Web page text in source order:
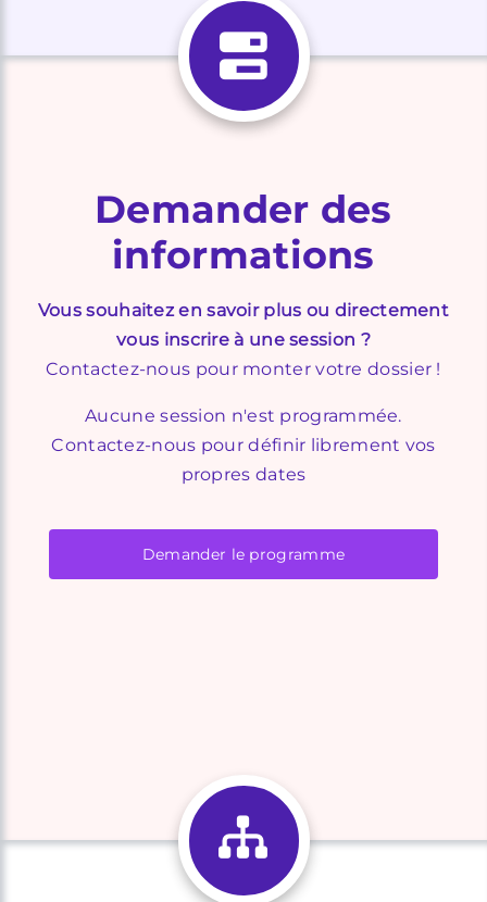
Demander des
informations
Vous souhaitez en savoir plus ou directement
vous inscrire à une session ?
Contactez-nous pour monter votre dossier !
Aucune session n'est programmée.
Contactez-nous pour définir librement vos
propres dates
Demander le programme